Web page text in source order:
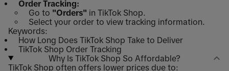
Order Tracking:
Go to "Orders" in TikTok Shop.
Select your order to view tracking information.
Keywords:
How Long Does TikTok Shop Take to Deliver
TikTok Shop Order Tracking
Why Is TikTok Shop So Affordable?
TikTok Shop often offers lower prices due to: